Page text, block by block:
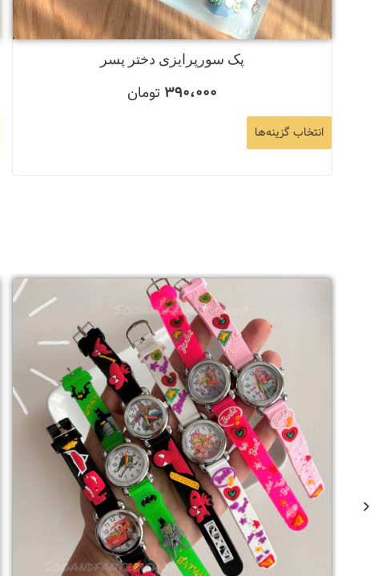
پک سورپرایزی دختر پسر
390،000 تومان
انتخاب گزینه‌ها